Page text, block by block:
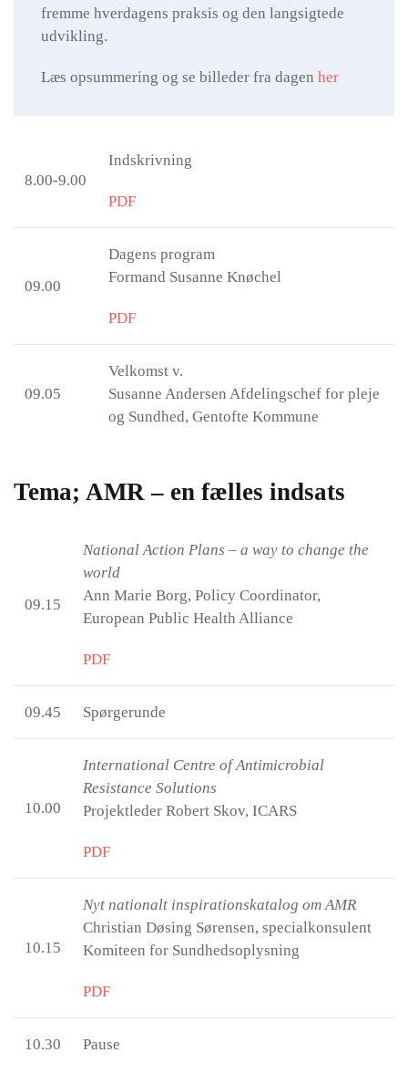
fremme hverdagens praksis og den langsigtede
udvikling.
Læs opsummering og se billeder fra dagen her
8.00-9.00
Indskrivning
PDF
09.00
Dagens program
Formand Susanne Knøchel
PDF
09.05
Velkomst v.
Susanne Andersen Afdelingschef for pleje
og Sundhed, Gentofte Kommune
Tema; AMR – en fælles indsats
09.15
National Action Plans – a way to change the
world
Ann Marie Borg, Policy Coordinator,
European Public Health Alliance
PDF
09.45 Spørgerunde
10.00
International Centre of Antimicrobial
Resistance Solutions
Projektleder Robert Skov, ICARS
PDF
10.15
Nyt nationalt inspirationskatalog om AMR
Christian Døsing Sørensen, specialkonsulent
Komiteen for Sundhedsoplysning
PDF
10.30 Pause